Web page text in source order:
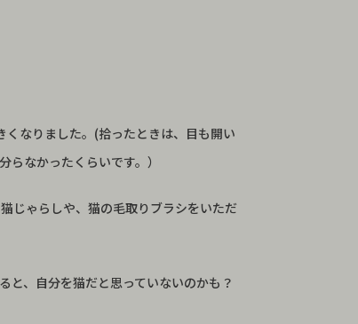
なりました。(拾ったときは、目も開い
なかったくらいです。）
じゃらしや、猫の毛取りブラシをいただ
と、自分を猫だと思っていないのかも？